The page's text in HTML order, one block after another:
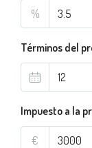
%
Términos del
Impuesto a la
€